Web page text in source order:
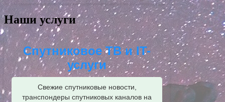
Наши услуги
Спутниковое ТВ и IT-
услуги
Свежие спутниковые новости,
транспондеры спутниковых каналов на